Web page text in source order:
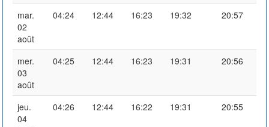
mar.
02
août
04:24 12:44 16:23 19:32 20:57
mer.
03
août
04:25 12:44 16:23 19:31 20:56
jeu.
04
04:26 12:44 16:22 19:31 20:55